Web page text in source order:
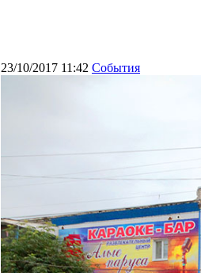
23/10/2017 11:42 События